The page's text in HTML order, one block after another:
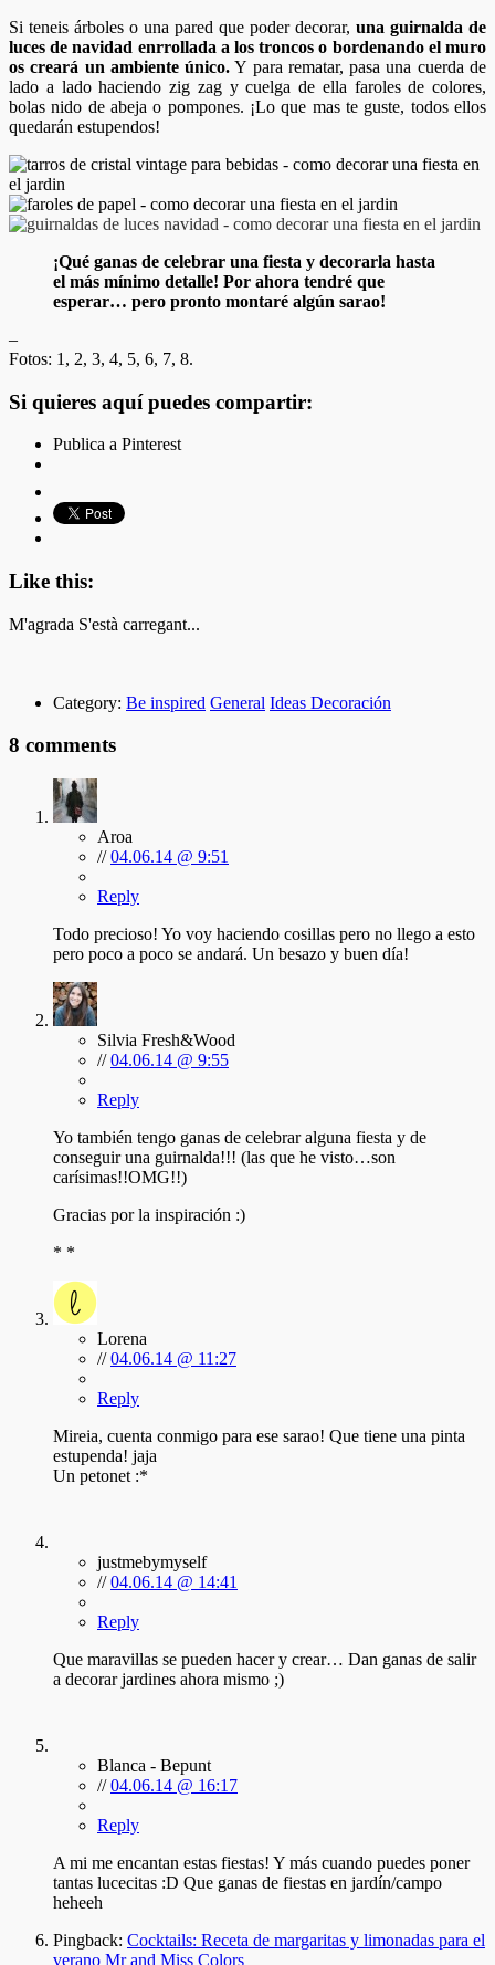
Si teneis árboles o una pared que poder decorar, una guirnalda de
luces de navidad enrrollada a los troncos o bordenando el muro
os creará un ambiente único. Y para rematar, pasa una cuerda de
lado a lado haciendo zig zag y cuelga de ella faroles de colores,
bolas nido de abeja o pompones. ¡Lo que mas te guste, todos ellos
quedarán estupendos!
¡Qué ganas de celebrar una fiesta y decorarla hasta
el más mínimo detalle! Por ahora tendré que
esperar… pero pronto montaré algún sarao!
–
Fotos: 1, 2, 3, 4, 5, 6, 7, 8.
Si quieres aquí puedes compartir:
Publica a Pinterest
Like this:
M'agrada S'està carregant...
Category: Be inspired General Ideas Decoración
8 comments
Aroa
//04.06.14 @ 9:51
Reply
Todo precioso! Yo voy haciendo cosillas pero no llego a esto
pero poco a poco se andará. Un besazo y buen día!
Silvia Fresh&Wood
//04.06.14 @ 9:55
Reply
Yo también tengo ganas de celebrar alguna fiesta y de
conseguir una guirnalda!!! (las que he visto…son
carísimas!!OMG!!)
Gracias por la inspiración :)
* *
Lorena
//04.06.14 @ 11:27
Reply
Mireia, cuenta conmigo para ese sarao! Que tiene una pinta
estupenda! jaja
Un petonet :*
justmebymyself
//04.06.14 @ 14:41
Reply
Que maravillas se pueden hacer y crear… Dan ganas de salir
a decorar jardines ahora mismo ;)
Blanca - Bepunt
//04.06.14 @ 16:17
Reply
A mi me encantan estas fiestas! Y más cuando puedes poner
tantas lucecitas :D Que ganas de fiestas en jardín/campo
heheeh
Pingback: Cocktails: Receta de margaritas y limonadas para el
verano Mr and Miss Colors